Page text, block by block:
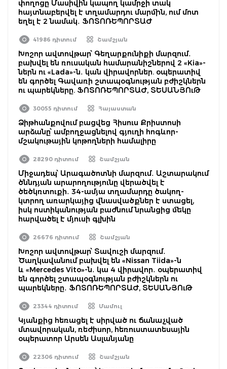
փողոցը Մասիվին կապող կամրջի տակ
հայտնաբերվել է տղամարդու մարմին, ում մոտ
եղել է 2 նամակ․ ՖՈՏՈՌԵՊՈՐՏԱԺ
41986 դիտում Շամշյան
Խոշոր ավտովթար՝ Գեղարքունիքի մարզում․
բախվել են ռուսական համարանիշներով 2 «Kia»-
ներն ու «Lada»-ն․ կան վիրավորներ. օպերատիվ
են գործել Գավառի շտապօգնության բժիշկներն
ու պարեկները. ՖՈՏՈՌԵՊՈՐՏԱԺ, ՏԵՍԱՆՅՈւԹ
30055 դիտում Հայաստան
Ձիթհանքովում բացվեց Հիսուս Քրիստոսի
արձանը՝ ամբողջացնելով գյուղի հոգևոր-
մշակութային կոթողների համալիրը
28290 դիտում Շամշյան
Միջադեպ՝ Արագածոտնի մարզում․ Աշտարակում
ծննդյան արարողությունը վերածվել է
ծեծկռտուքի․ 34-ամյա տղամարդը ծակող-
կտրող առարկայից վնասվածքներ է ստացել,
իսկ ոստիկանության բաժնում նրանցից մեկը
հարվածել է մյուսի գլխին
26676 դիտում Շամշյան
Խոշոր ավտովթար՝ Տավուշի մարզում․
Ծաղկավանում բախվել են «Nissan Tiida»-ն
և «Mercedes Vito»-ն․ կա 4 վիրավոր․ օպերատիվ
են գործել շտապօգնության բժիշկներն ու
պարեկները․ ՖՈՏՈՌԵՊՈՐՏԱԺ, ՏԵՍԱՆՅՈւԹ
23344 դիտում Մամուլ
Կյանքից հեռացել է սիրված ու ճանաչված
մտավորական, ռեժիսոր, հեռուստատեսային
օպերատոր Արսեն Ասլանյանը
22306 դիտում Շամշյան